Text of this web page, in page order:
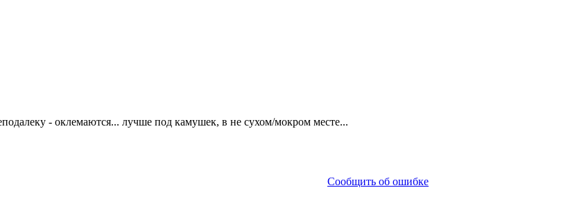
- оклемаются... лучше под камушек, в не сухом/мокром месте...
Сообщить об ошибке